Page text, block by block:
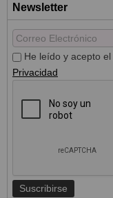
Newsletter
He leído y acepto el
Privacidad